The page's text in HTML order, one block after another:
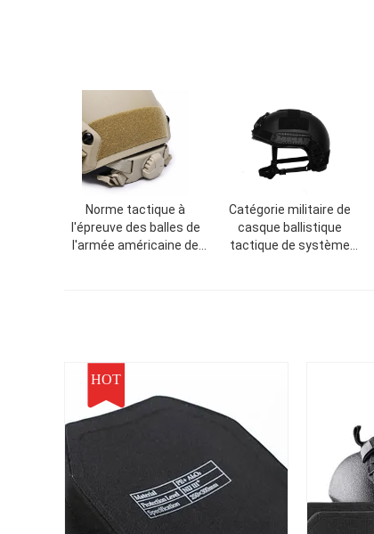
Norme tactique à
l'épreuve des balles de
l'armée américaine de
Catégorie militaire de
casque ballistique
tactique de système
HOT